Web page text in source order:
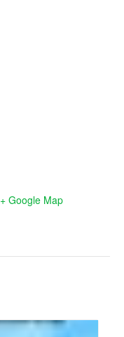
+ Google Map